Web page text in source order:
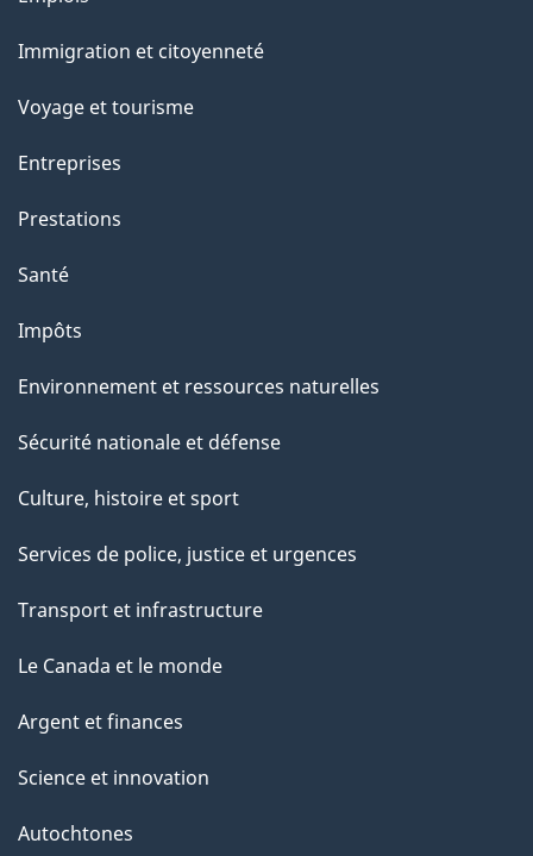
sujets
Immigration et citoyenneté
Voyage et tourisme
Entreprises
Prestations
Santé
Impôts
Environnement et ressources naturelles
Sécurité nationale et défense
Culture, histoire et sport
Services de police, justice et urgences
Transport et infrastructure
Le Canada et le monde
Argent et finances
Science et innovation
Autochtones